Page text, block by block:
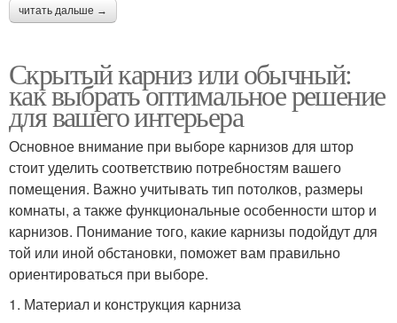
читать дальше →
Скрытый карниз или обычный:
как выбрать оптимальное решение
для вашего интерьера
Основное внимание при выборе карнизов для штор
стоит уделить соответствию потребностям вашего
помещения. Важно учитывать тип потолков, размеры
комнаты, а также функциональные особенности штор и
карнизов. Понимание того, какие карнизы подойдут для
той или иной обстановки, поможет вам правильно
ориентироваться при выборе.
1. Материал и конструкция карниза